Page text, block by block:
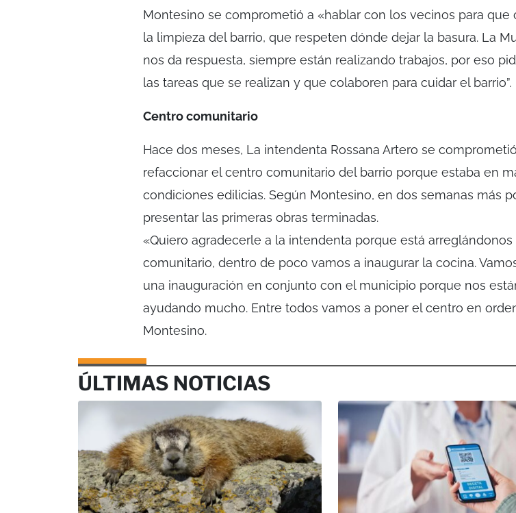
Montesino se comprometió a «hablar con los vecinos para que
la limpieza del barrio, que respeten dónde dejar la basura. La
nos da respuesta, siempre están realizando trabajos, por eso
las tareas que se realizan y que colaboren para cuidar el barrio”.
Centro comunitario
Hace dos meses, La intendenta Rossana Artero se
refaccionar el centro comunitario del barrio porque estaba en
condiciones edilicias. Según Montesino, en dos semanas más
presentar las primeras obras terminadas.
«Quiero agradecerle a la intendenta porque está
comunitario, dentro de poco vamos a inaugurar la cocina.
una inauguración en conjunto con el municipio porque nos
ayudando mucho. Entre todos vamos a poner el centro en
Montesino.
ÚLTIMAS NOTICIAS